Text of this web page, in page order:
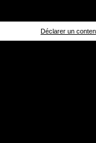
Déclarer un